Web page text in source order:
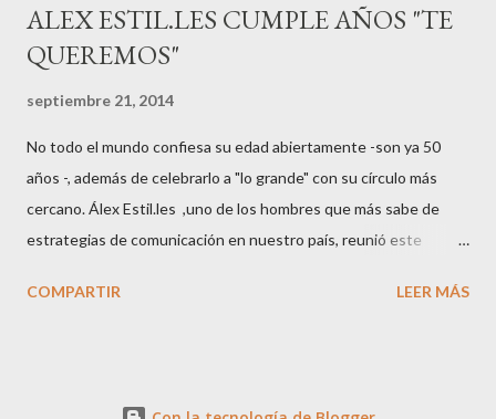
ALEX ESTIL.LES CUMPLE AÑOS "TE
QUEREMOS"
septiembre 21, 2014
No todo el mundo confiesa su edad abiertamente -son ya 50
años -, además de celebrarlo a "lo grande" con su círculo más
cercano. Álex Estil.les ,uno de los hombres que más sabe de
estrategias de comunicación en nuestro país, reunió este
colaboradores y amigos que a lo largo de su vida profesional han
COMPARTIR LEER MÁS